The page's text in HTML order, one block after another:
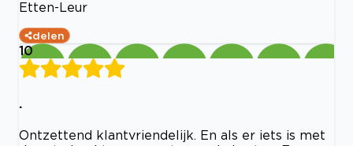
Etten-Leur
delen
10
.
Ontzettend klantvriendelijk. En als er iets is met